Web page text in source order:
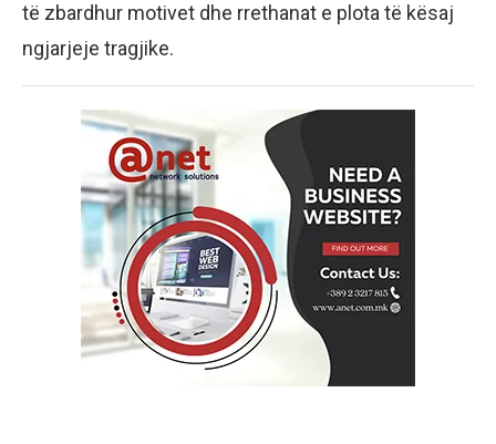
të zbardhur motivet dhe rrethanat e plota të kësaj
ngjarjeje tragjike.